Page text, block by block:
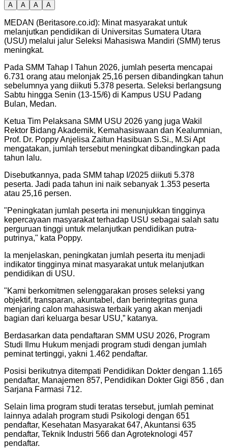
A A A A
MEDAN (Beritasore.co.id): Minat masyarakat untuk
melanjutkan pendidikan di Universitas Sumatera Utara
(USU) melalui jalur Seleksi Mahasiswa Mandiri (SMM) terus
meningkat.
Pada SMM Tahap I Tahun 2026, jumlah peserta mencapai
6.731 orang atau melonjak 25,16 persen dibandingkan tahun
sebelumnya yang diikuti 5.378 peserta. Seleksi berlangsung
Sabtu hingga Senin (13-15/6) di Kampus USU Padang
Bulan, Medan.
Ketua Tim Pelaksana SMM USU 2026 yang juga Wakil
Rektor Bidang Akademik, Kemahasiswaan dan Kealumnian,
Prof. Dr. Poppy Anjelisa Zaitun Hasibuan S.Si., M.Si Apt
mengatakan, jumlah tersebut meningkat dibandingkan pada
tahun lalu.
Disebutkannya, pada SMM tahap I/2025 diikuti 5.378
peserta. Jadi pada tahun ini naik sebanyak 1.353 peserta
atau 25,16 persen.
"Peningkatan jumlah peserta ini menunjukkan tingginya
kepercayaan masyarakat terhadap USU sebagai salah satu
perguruan tinggi untuk melanjutkan pendidikan putra-
putrinya," kata Poppy.
Ia menjelaskan, peningkatan jumlah peserta itu menjadi
indikator tingginya minat masyarakat untuk melanjutkan
pendidikan di USU.
"Kami berkomitmen selenggarakan proses seleksi yang
objektif, transparan, akuntabel, dan berintegritas guna
menjaring calon mahasiswa terbaik yang akan menjadi
bagian dari keluarga besar USU,” katanya.
Berdasarkan data pendaftaran SMM USU 2026, Program
Studi Ilmu Hukum menjadi program studi dengan jumlah
peminat tertinggi, yakni 1.462 pendaftar.
Posisi berikutnya ditempati Pendidikan Dokter dengan 1.165
pendaftar, Manajemen 857, Pendidikan Dokter Gigi 856 , dan
Sarjana Farmasi 712.
Selain lima program studi teratas tersebut, jumlah peminat
lainnya adalah program studi Psikologi dengan 651
pendaftar, Kesehatan Masyarakat 647, Akuntansi 635
pendaftar, Teknik Industri 566 dan Agroteknologi 457
pendaftar.